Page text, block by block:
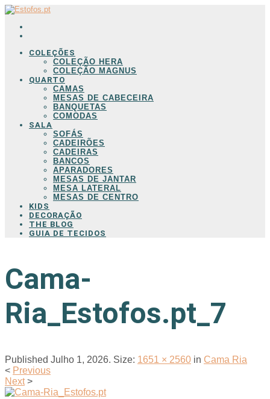
COLEÇÕES
COLEÇÃO HERA
COLEÇÃO MAGNUS
QUARTO
CAMAS
MESAS DE CABECEIRA
BANQUETAS
COMODAS
SALA
SOFÁS
CADEIRÕES
CADEIRAS
BANCOS
APARADORES
MESAS DE JANTAR
MESA LATERAL
MESAS DE CENTRO
KIDS
DECORAÇÃO
THE BLOG
GUIA DE TECIDOS
Cama-
Ria_Estofos.pt_7
Published Julho 1, 2026. Size: 1651 × 2560 in Cama Ria
< Previous
Next >